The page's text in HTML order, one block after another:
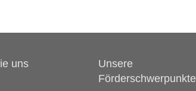
uns
Unsere
Förderschwerpunkte